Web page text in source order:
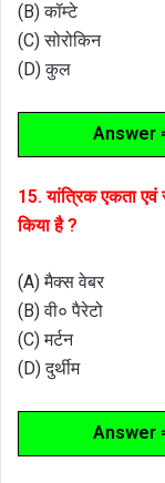
(B) कॉम्टे
(C) सोरोकिन
(D) कुल
Answer
15. यांत्रिक एकता
किया है ?
(A) मैक्स वेबर
(B) वी० पैरेटो
(C) मर्टन
(D) दुर्थीम
Answer